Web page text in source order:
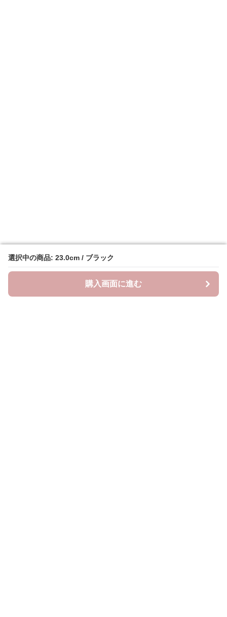
選択中の商品: 23.0cm / ブラック
購入画面に進む
選択中の商品: 23.0cm / ブラック
購入画面に進む